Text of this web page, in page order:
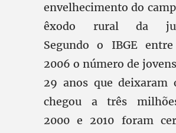
envelhecimento do
êxodo rural da
Segundo o IBGE
2006 o número de
29 anos que deixaram
chegou a três
2000 e 2010 foram